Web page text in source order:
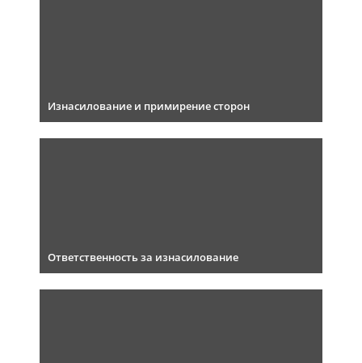
Изнасилование и примирение сторон
Ответственность за изнасилование